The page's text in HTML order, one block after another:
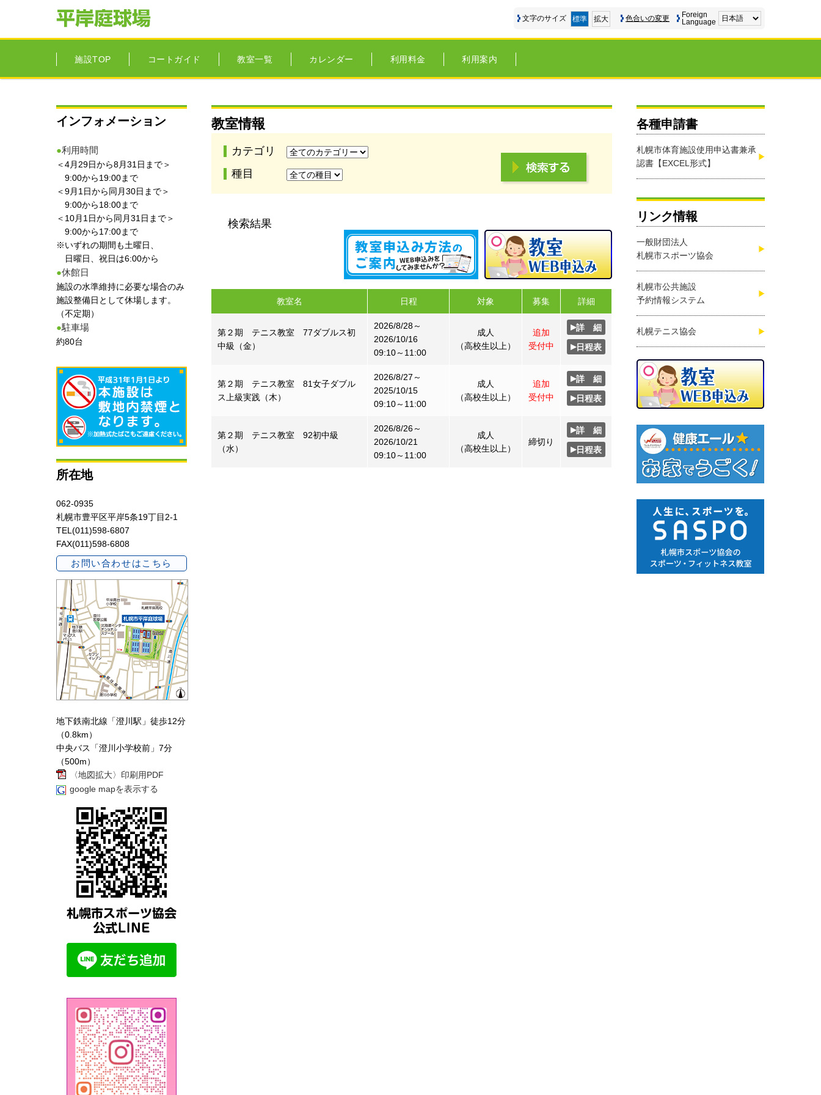
文字のサイズ 標準 拡大 色合いの変更
Foreign
Language
施設TOP コートガイド 教室一覧 カレンダー 利用料金 利用案内
インフォメーション
●利用時間
＜4月29日から8月31日まで＞
9:00から19:00まで
＜9月1日から同月30日まで＞
9:00から18:00まで
＜10月1日から同月31日まで＞
9:00から17:00まで
※いずれの期間も土曜日、
日曜日、祝日は6:00から
●休館日
施設の水準維持に必要な場合のみ
施設整備日として休場します。
（不定期）
●駐車場
約80台
所在地
062-0935
札幌市豊平区平岸5条19丁目2-1
TEL(011)598-6807
FAX(011)598-6808
お問い合わせはこちら
地下鉄南北線「澄川駅」徒歩12分
（0.8km）
中央バス「澄川小学校前」7分
（500m）
〈地図拡大〉印刷用PDF
google mapを表示する
教室情報
カテゴリ
種目
検索結果
教室名 日程 対象 募集 詳細
第２期 テニス教室 77ダブルス初
中級（金）
2026/8/28～
2026/10/16
09:10～11:00
成人
（高校生以上）
追加
受付中
▸詳 細
▸日程表
第２期 テニス教室 81女子ダブル
ス上級実践（木）
2026/8/27～
2025/10/15
09:10～11:00
成人
（高校生以上）
追加
受付中
▸詳 細
▸日程表
第２期 テニス教室 92初中級
（水）
2026/8/26～
2026/10/21
09:10～11:00
成人
（高校生以上）
締切り
▸詳 細
▸日程表
各種申請書
札幌市体育施設使用申込書兼承
認書【EXCEL形式】
リンク情報
一般財団法人
札幌市スポーツ協会
札幌市公共施設
予約情報システム
札幌テニス協会